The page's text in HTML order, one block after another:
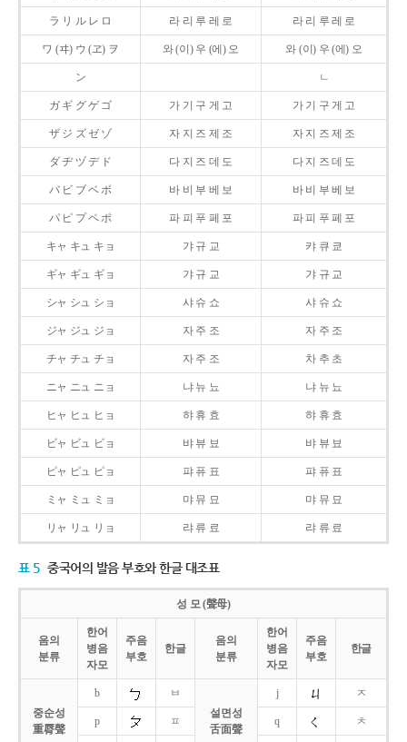
ラ リ ル レ ロ 라 리 루 레 로 라 리 루 레 로
ワ (ヰ) ウ (ヱ) ヲ 와 (이) 우 (에) 오 와 (이) 우 (에) 오
ン ㄴ
ガ ギ グ ゲ ゴ 가 기 구 게 고 가 기 구 게 고
ザ ジ ズ ゼ ゾ 자 지 즈 제 조 자 지 즈 제 조
ダ ヂ ヅ デ ド 다 지 즈 데 도 다 지 즈 데 도
バ ビ ブ ベ ボ 바 비 부 베 보 바 비 부 베 보
パ ピ プ ペ ポ 파 피 푸 페 포 파 피 푸 페 포
キャ キュ キョ 갸 규 교 캬 큐 쿄
ギャ ギュ ギョ 갸 규 교 갸 규 교
シャ シュ ショ 샤 슈 쇼 샤 슈 쇼
ジャ ジュ ジョ 자 주 조 자 주 조
チャ チュ チョ 자 주 조 차 추 초
ニャ ニュ ニョ 냐 뉴 뇨 냐 뉴 뇨
ヒャ ヒュ ヒョ 햐 휴 효 햐 휴 효
ビャ ビュ ビョ 뱌 뷰 뵤 뱌 뷰 뵤
ピャ ピュ ピョ 퍄 퓨 표 퍄 퓨 표
ミャ ミュ ミョ 먀 뮤 묘 먀 뮤 묘
リャ リュ リョ 랴 류 료 랴 류 료
표 5 중국어의 발음 부호와 한글 대조표
성 모 (聲母)
음의
분류
한어
병음
자모
주음
부호
한글
음의
분류
한어
병음
자모
주음
부호
한글
중순성
重脣聲
b
ㅂ
설면성
舌面聲
j ㅈ
p ㅍ q ㅊ